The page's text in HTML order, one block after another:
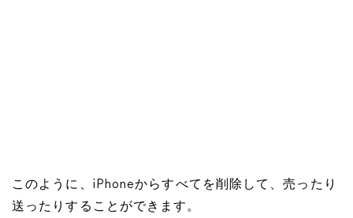
このように、iPhoneからすべてを削除して、売ったり
送ったりすることができます。